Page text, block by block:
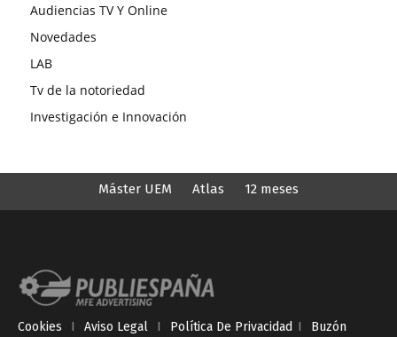
Audiencias TV Y Online
Novedades
LAB
Tv de la notoriedad
Investigación e Innovación
Máster UEM Atlas 12 meses
Cookies I Aviso Legal I Política De Privacidad I
Buzón